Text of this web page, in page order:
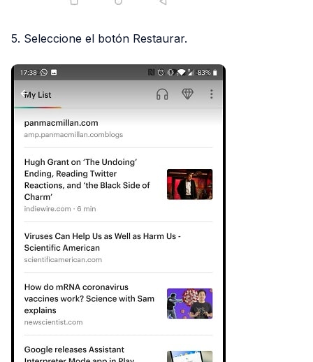
5. Seleccione el botón Restaurar.